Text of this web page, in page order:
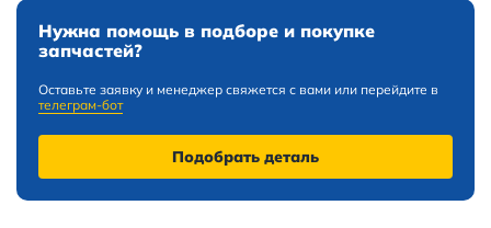
Нужна помощь в подборе и покупке
запчастей?
Оставьте заявку и менеджер свяжется с вами или перейдите в
телеграм-бот
Подобрать деталь